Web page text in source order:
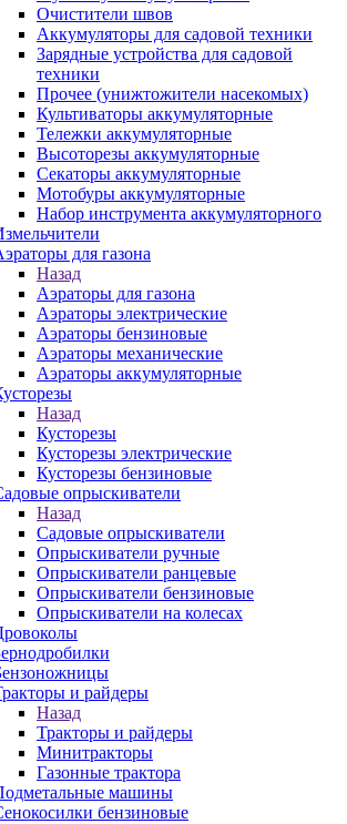
Очистители швов
Аккумуляторы для садовой техники
Зарядные устройства для садовой
техники
Прочее (унижтожители насекомых)
Культиваторы аккумуляторные
Тележки аккумуляторные
Высоторезы аккумуляторные
Секаторы аккумуляторные
Мотобуры аккумуляторные
Набор инструмента аккумуляторного
для газона
Назад
Аэраторы для газона
Аэраторы электрические
Аэраторы бензиновые
Аэраторы механические
Аэраторы аккумуляторные
Назад
Кусторезы
Кусторезы электрические
Кусторезы бензиновые
опрыскиватели
Назад
Садовые опрыскиватели
Опрыскиватели ручные
Опрыскиватели ранцевые
Опрыскиватели бензиновые
Опрыскиватели на колесах
и райдеры
Назад
Тракторы и райдеры
Минитракторы
Газонные трактора
машины
бензиновые